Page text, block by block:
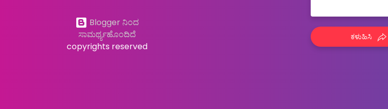
Blogger ನಿಂದ
ಸಾಮರ್ಥ್ಯಹೊಂದಿದೆ
copyrights reserved
ಕಳುಹಿಸಿ